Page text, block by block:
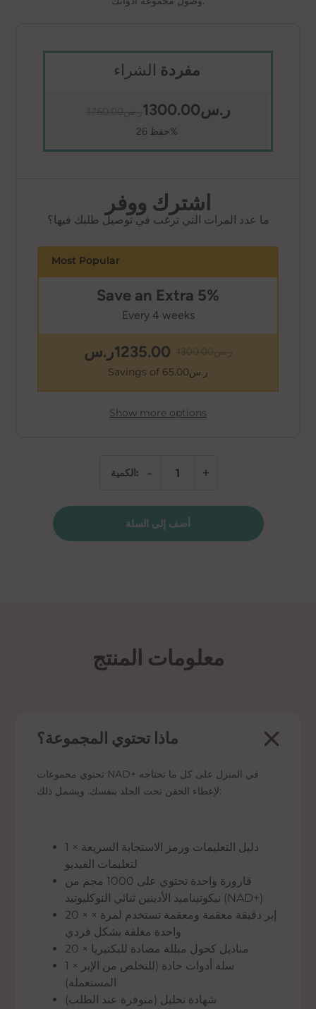
مفردة الشراء
ر.س1300.00
حفظ 26%
اشترك ووفر
ما عدد المرات التي ترغب في توصيل طلبك فيها؟
Save an Extra 5%
Every 4 weeks
ر.س1235.00
Savings of ر.س65.00
Show more options
الكمية: -
كمية
Kit
+
أضف إلى السلة
معلومات المنتج
ماذا تحتوي المجموعة؟
تحتوي مجموعات NAD+ في المنزل على كل ما تحتاجه
لإعطاء الحقن تحت الجلد بنفسك. ويشمل ذلك:
1 × دليل التعليمات ورمز الاستجابة السريعة
لتعليمات الفيديو
قارورة واحدة تحتوي على 1000 مجم من
نيكوتيناميد الأدينين ثنائي النوكليوتيد (NAD+)
20 × × إبر دقيقة معقمة ومعقمة تستخدم لمرة
واحدة مغلفة بشكل فردي
20 × مناديل كحول مبللة مضادة للبكتيريا
1 × سلة أدوات حادة (للتخلص من الإبر
المستعملة)
شهادة تحليل (متوفرة عند الطلب)